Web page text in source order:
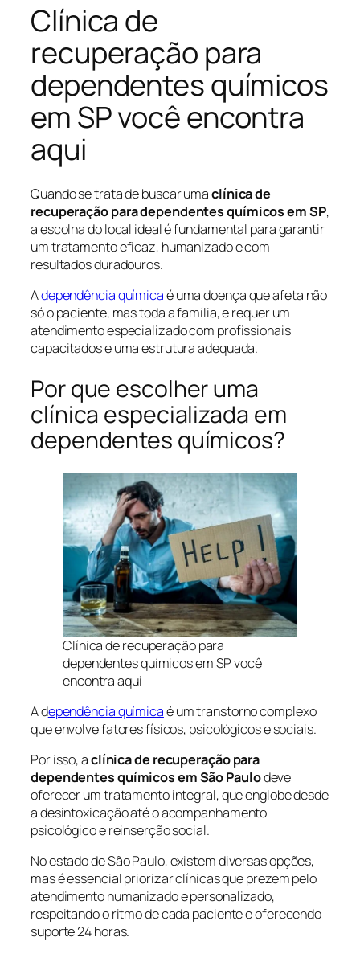
Clínica de
recuperação para
dependentes químicos
em SP você encontra
aqui
Quando se trata de buscar umaclínica de
recuperação para dependentes químicos em SP,
a escolha do local ideal é fundamental para garantir
um tratamento eficaz, humanizado e com
resultados duradouros.
Adependência químicaé uma doença que afeta não
só o paciente, mas toda a família, e requer um
atendimento especializado com profissionais
capacitados e uma estrutura adequada.
Por que escolher uma
clínica especializada em
dependentes químicos?
Clínica de recuperação para
dependentes químicos em SP você
encontra aqui
A dependência químicaé um transtorno complexo
que envolve fatores físicos, psicológicos e sociais.
Por isso, aclínica de recuperação para
dependentes químicos em São Paulodeve
oferecer um tratamento integral, que englobe desde
a desintoxicação até o acompanhamento
psicológico e reinserção social.
No estado de São Paulo, existem diversas opções,
mas é essencial priorizar clínicas que prezem pelo
atendimento humanizado e personalizado,
respeitando o ritmo de cada paciente e oferecendo
suporte 24 horas.